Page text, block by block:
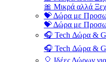
🎀 Μικρά αλλά
💝 Δώρα με
💝 Δώρα με
🎧 Tech Δώρα &
🎧 Tech Δώρα &
🎈 Ιδέες Δώρων